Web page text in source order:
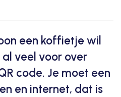
een koffietje wil
veel voor over
code. Je moet een
en internet, dat is